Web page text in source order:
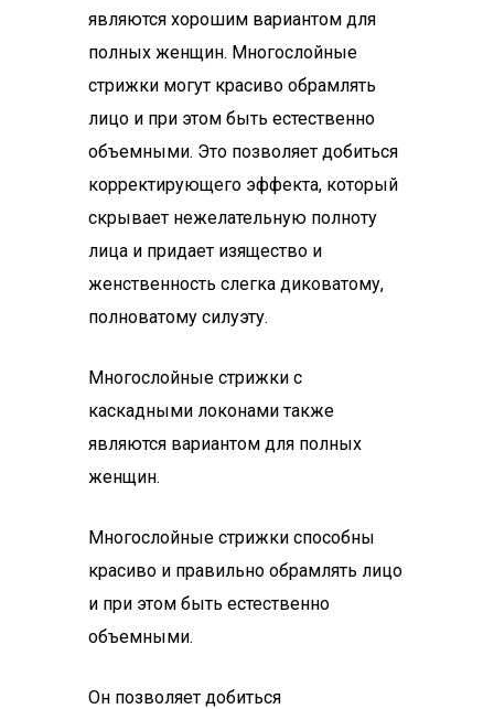
являются хорошим вариантом для
полных женщин. Многослойные
стрижки могут красиво обрамлять
лицо и при этом быть естественно
объемными. Это позволяет добиться
корректирующего эффекта, который
скрывает нежелательную полноту
лица и придает изящество и
женственность слегка диковатому,
полноватому силуэту.
Многослойные стрижки с
каскадными локонами также
являются вариантом для полных
женщин.
Многослойные стрижки способны
красиво и правильно обрамлять лицо
и при этом быть естественно
объемными.
Он позволяет добиться